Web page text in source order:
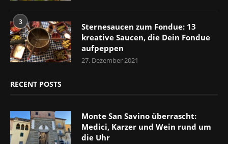
3
Sternesaucen zum Fondue: 13
kreative Saucen, die Dein Fondue
aufpeppen
27. Dezember 2021
RECENT POSTS
Monte San Savino überrascht:
Medici, Karzer und Wein rund um
die Uhr